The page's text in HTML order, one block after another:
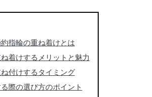
指輪の重ね着けとは
着けするメリットと魅力
付けするタイミング
際の選び方のポイント